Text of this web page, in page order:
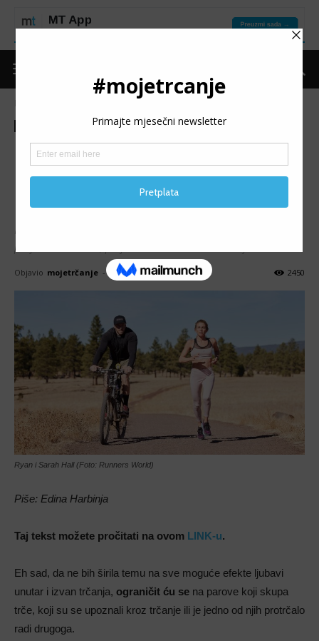
Izdvojeno Ostalo Teme
POJAČAVA LI LJUBAV
PEJS: Trkački parovi kod nas
i u inostranstvu
Nekada ranije sam pisala o utjecaju sexa na trkačke
performanse i PB, pa je nekako došla na red i ljubav.
Objavio mojetrčanje - 20/07/2023 2450
Ryan i Sarah Hall (Foto: Runners World)
Piše: Edina Harbinja
Taj tekst možete pročitati na ovom LINK-u.
Eh sad, da ne bih širila temu na sve moguće efekte ljubavi
unutar i izvan trčanja, ograničit ću se na parove koji skupa
trče, koji su se upoznali kroz trčanje ili je jedno od njih protrčalo
radi drugoga.